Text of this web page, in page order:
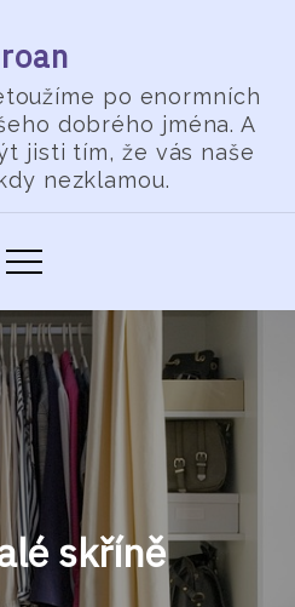
po enormních
dobrého jména. A
jisti tím, že vás naše
nezklamou.
skříně